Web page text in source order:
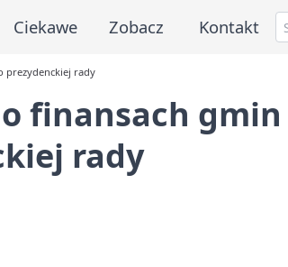
Ciekawe Zobacz Kontakt
prezydenckiej rady
finansach gmin
rady